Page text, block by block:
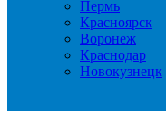
Пермь
Красноярск
Воронеж
Краснодар
Новокузнецк